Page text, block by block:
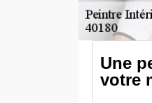
Une
votre